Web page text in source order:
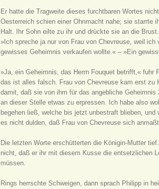
Er hatte die Tragweite dieses furchtbaren Wortes
Oesterreich schien einer Ohnmacht nahe; sie starrte
Halt. Ihr Sohn eilte zu ihr und drückte sie an die
»Ich spreche ja nur von Frau von Chevreuse, weil
gewisses Geheimnis verkaufen wollte.« – »Ein
»Ja, ein Geheimnis, das Herrn Fouquet betrifft,« fuhr
das ist alles falsch. Frau von Chevreuse kam erst zu
damit, daß sie von ihm für das angebliche
an dieser Stelle etwas zu erpressen. Ich habe also
begehen ließ, welche bis jetzt unbestraft blieben,
es nicht dulden, daß Frau von Chevreuse sich
Die letzten Worte erschütterten die Königin-Mutter
nicht, daß er ihr mit diesem Kusse die entsetzlichen
müssen.
Rings herrschte Schweigen, dann sprach Philipp in